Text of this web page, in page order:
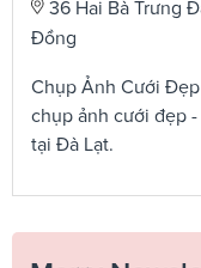
36 Hai Bà Trưng
Đồng
Chụp Ảnh Cưới
chụp ảnh cưới đẹp
tại Đà Lạt.